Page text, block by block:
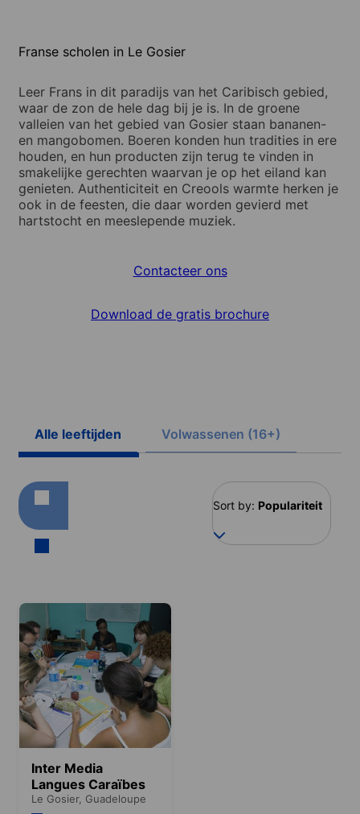
Franse scholen in Le Gosier
Leer Frans in dit paradijs van het Caribisch gebied,
waar de zon de hele dag bij je is. In de groene
valleien van het gebied van Gosier staan bananen-
en mangobomen. Boeren konden hun tradities in ere
houden, en hun producten zijn terug te vinden in
smakelijke gerechten waarvan je op het eiland kan
genieten. Authenticiteit en Creools warmte herken je
ook in de feesten, die daar worden gevierd met
hartstocht en meeslepende muziek.
Contacteer ons
Download de gratis brochure
Alle leeftijden Volwassenen (16+)
Sort by: Populariteit
Inter Media
Langues Caraïbes
Le Gosier, Guadeloupe